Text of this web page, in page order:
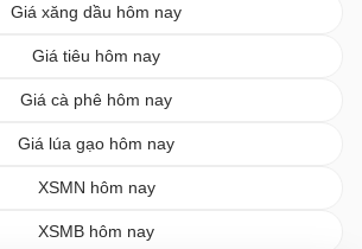
Giá xăng dầu hôm nay
Giá tiêu hôm nay
Giá cà phê hôm nay
Giá lúa gạo hôm nay
XSMN hôm nay
XSMB hôm nay